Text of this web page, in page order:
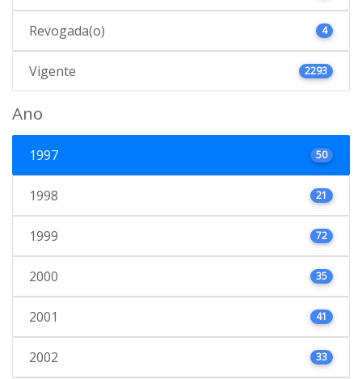
Revogada(o) 4
Vigente 2293
Ano
1997 50
1998 21
1999 72
2000 35
2001 41
2002 33